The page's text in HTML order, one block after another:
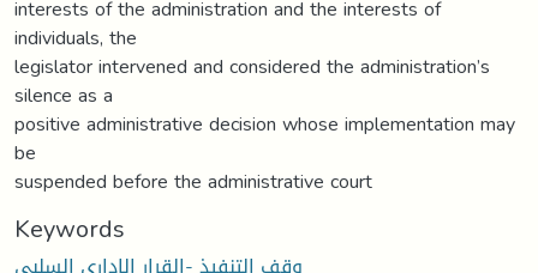
interests of the administration and the interests of
individuals, the
legislator intervened and considered the administration’s
silence as a
positive administrative decision whose implementation may
be
suspended before the administrative court
Keywords